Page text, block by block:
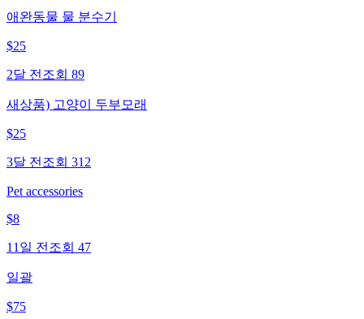
애완동물 물 분수기
$25
2달 전 조회 89
새상품) 고양이 두부모래
$25
3달 전 조회 312
Pet accessories
$8
11일 전 조회 47
일괄
$75